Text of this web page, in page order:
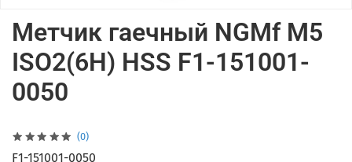
(0)
Метчик гаечный NGMf M5
ISO2(6H) HSS F1-151001-
0050
F1-151001-0050